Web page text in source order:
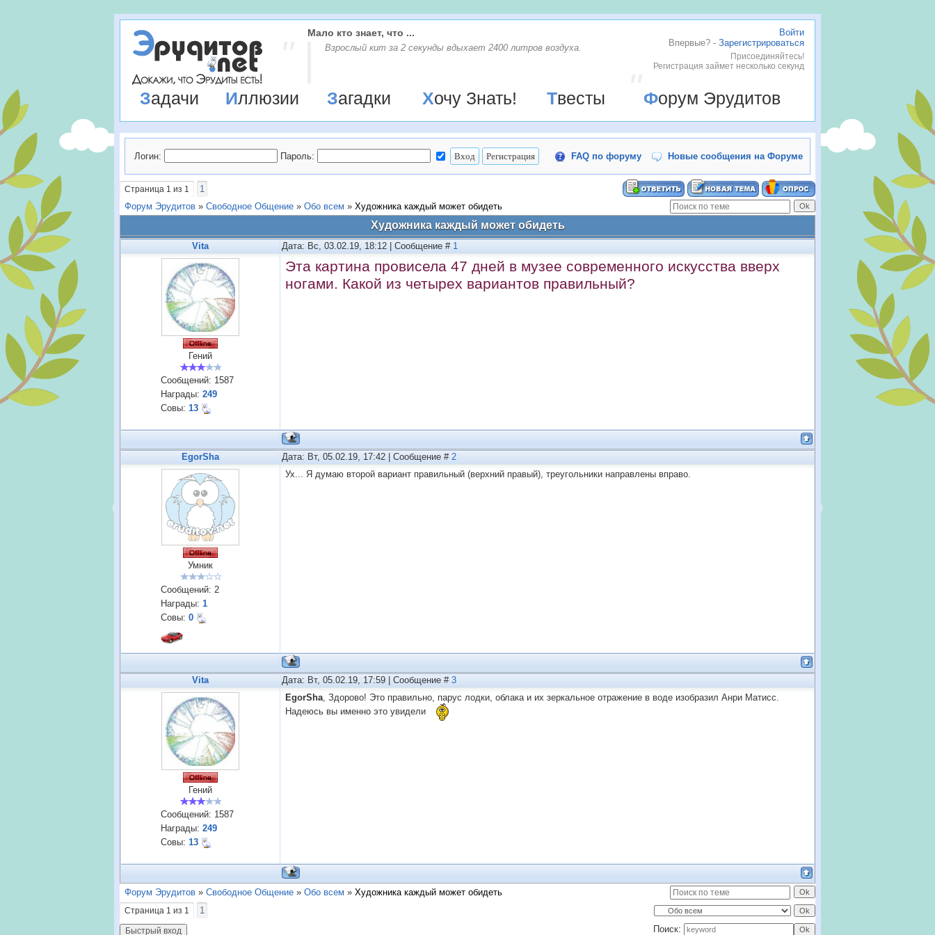
Войти
Впервые? - Зарегистрироваться
Присоединяйтесь!
Регистрация займет несколько секунд
Мало кто знает, что ...
Взрослый кит за 2 секунды вдыхает 2400 литров воздуха.
Задачи Иллюзии Загадки Хочу Знать! Твесты Форум Эрудитов
Логин: Пароль: FAQ по форуму Новые сообщения на Форуме
Страница 1 из 1
1
Форум Эрудитов » Свободное Общение » Обо всем » Художника каждый может обидеть
Художника каждый может обидеть
Vita Дата: Вс, 03.02.19, 18:12 | Сообщение # 1
Гений
Сообщений: 1587
Награды: 249
Совы: 13
Эта картина провисела 47 дней в музее современного искусства вверх
ногами. Какой из четырех вариантов правильный?
EgorSha Дата: Вт, 05.02.19, 17:42 | Сообщение # 2
Умник
Сообщений: 2
Награды: 1
Совы: 0
Ух... Я думаю второй вариант правильный (верхний правый), треугольники направлены вправо.
Vita Дата: Вт, 05.02.19, 17:59 | Сообщение # 3
Гений
Сообщений: 1587
Награды: 249
Совы: 13
EgorSha, Здорово! Это правильно, парус лодки, облака и их зеркальное отражение в воде изобразил Анри Матисс.
Надеюсь вы именно это увидели
Форум Эрудитов » Свободное Общение » Обо всем » Художника каждый может обидеть
Страница 1 из 1
1
Поиск: